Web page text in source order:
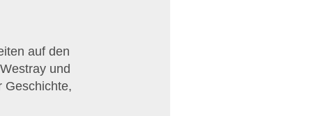
auf den
und
Geschichte,